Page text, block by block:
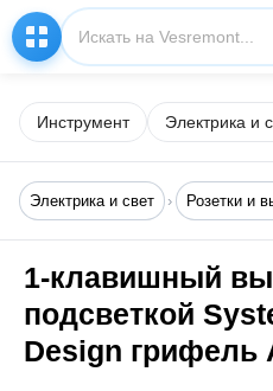
Инструмент Электрика и
Электрика и свет Розетки и
1-клавишный
подсветкой
Design грифель